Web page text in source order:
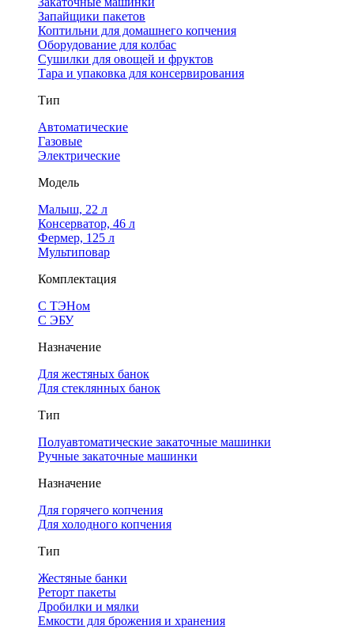
Запайщики пакетов
Коптильни для домашнего копчения
Оборудование для колбас
Сушилки для овощей и фруктов
Тара и упаковка для консервирования
Тип
Автоматические
Газовые
Электрические
Модель
Малыш, 22 л
Консерватор, 46 л
Фермер, 125 л
Мультиповар
Комплектация
С ТЭНом
С ЭБУ
Назначение
Для жестяных банок
Для стеклянных банок
Тип
Полуавтоматические закаточные машинки
Ручные закаточные машинки
Назначение
Для горячего копчения
Для холодного копчения
Тип
Жестяные банки
Реторт пакеты
Дробилки и мялки
Емкости для брожения и хранения